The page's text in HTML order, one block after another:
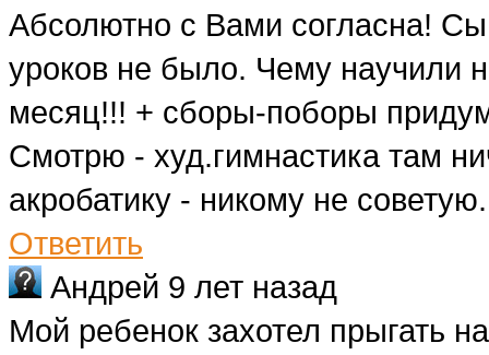
Абсолютно с Вами согласна!
уроков не было. Чему научили
месяц!!! + сборы-поборы
Смотрю - худ.гимнастика там
акробатику - никому не
Ответить
Андрей 9 лет назад
Мой ребенок захотел прыгать